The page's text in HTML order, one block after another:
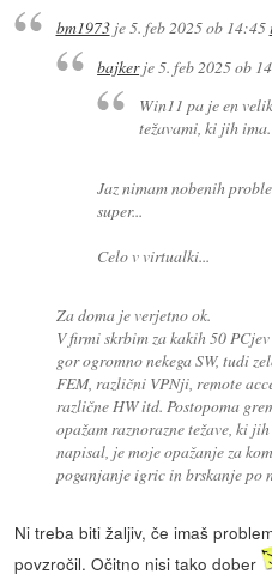
bm1973je5. feb 2025 ob 14:45
bajkerje5. feb 2025 ob
Win11 pa je en
težavami, ki jih ima.
Jaz nimam nobenih
super...
Celo v virtualki...
Za doma je verjetno ok.
V firmi skrbim za kakih 50
gor ogromno nekega SW, tudi
FEM, različni VPNji, remote
različne HW itd. Postopoma
opažam raznorazne težave, ki
napisal, je moje opažanje za
poganjanje igric in brskanje po
Ni treba biti žaljiv, če imaš
povzročil. Očitno nisi tako dober